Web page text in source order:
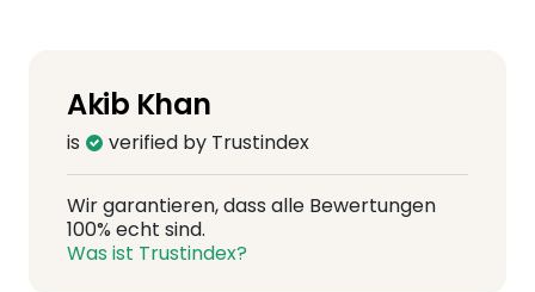
Akib Khan
is verified by Trustindex
Wir garantieren, dass alle Bewertungen
100% echt sind.
Was ist Trustindex?